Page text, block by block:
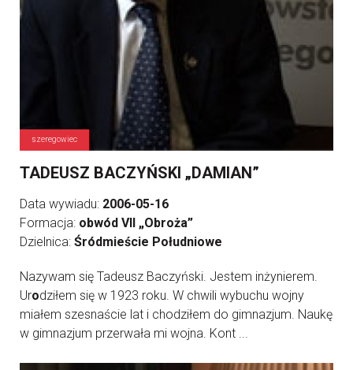
szeregowiec
TADEUSZ BACZYŃSKI „DAMIAN”
Data wywiadu: 2006-05-16
Formacja: obwód VII „Obroża”
Dzielnica: Śródmieście Południowe
Nazywam się Tadeusz Baczyński. Jestem inżynierem.
Urodziłem się w 1923 roku. W chwili wybuchu wojny
miałem szesnaście lat i chodziłem do gimnazjum. Naukę
w gimnazjum przerwała mi wojna. Kont ...